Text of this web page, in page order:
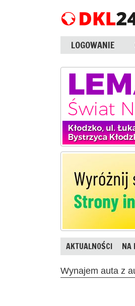
LOGOWANIE
AKTUALNOŚCI NA
Wynajem auta z